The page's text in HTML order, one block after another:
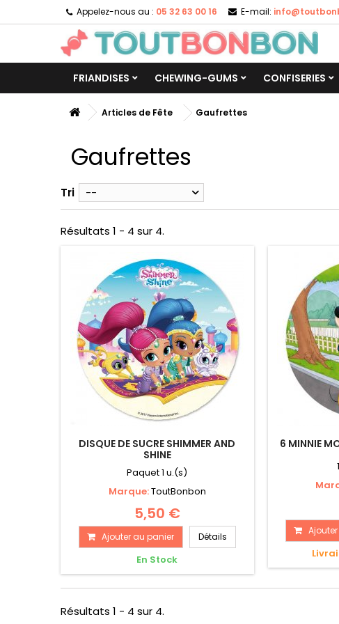
Appelez-nous au : 05 32 63 00 16 E-mail:
FRIANDISES CHEWING-GUMS CONFISERIES
Articles de Fête Gaufrettes
Gaufrettes
Tri --
Résultats 1 - 4 sur 4.
DISQUE DE SUCRE SHIMMER AND
SHINE
Paquet 1 u.(s)
Marque:ToutBonbon
5,50 €
Ajouter au panier Détails
En Stock
6 MINNIE
Résultats 1 - 4 sur 4.